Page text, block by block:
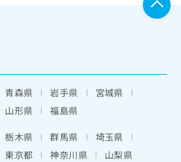
青森県 岩手県
宮城県
山形県
福島県
栃木県 群馬県
埼玉県
東京都 神奈川県
山梨県